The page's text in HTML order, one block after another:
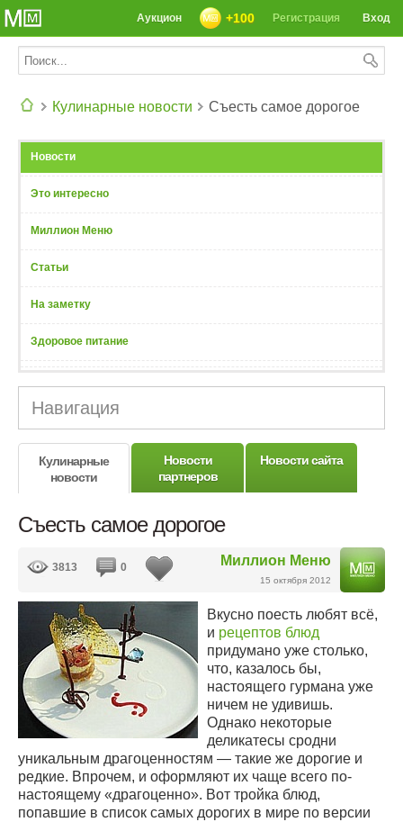
СЕГОДНЯ: 39142 РЕЦЕПТА
Вход
Регистрация
+100
Аукцион
Кулинарные новости Съесть самое дорогое
Новости
Это интересно
Миллион Меню
Статьи
На заметку
Здоровое питание
Навигация
Кулинарные
новости
Новости
партнеров
Новости сайта
Съесть самое дорогое
Миллион Меню
15 октября 2012
3813 0
Вкусно поесть любят всё,
и рецептов блюд
придумано уже столько,
что, казалось бы,
настоящего гурмана уже
ничем не удивишь.
Однако некоторые
деликатесы сродни
уникальным драгоценностям — такие же дорогие и
редкие. Впрочем, и оформляют их чаще всего по-
настоящему «драгоценно». Вот тройка блюд,
попавшие в список самых дорогих в мире по версии